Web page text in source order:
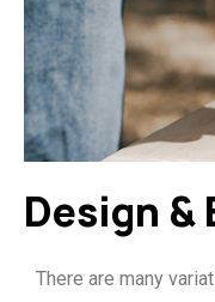
Design &
There are many